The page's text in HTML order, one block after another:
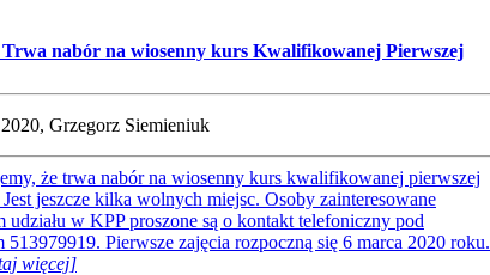
Trwa nabór na wiosenny kurs Kwalifikowanej Pierwszej
Grzegorz Siemieniuk
że trwa nabór na wiosenny kurs kwalifikowanej pierwszej
jeszcze kilka wolnych miejsc. Osoby zainteresowane
udziału w KPP proszone są o kontakt telefoniczny pod
513979919. Pierwsze zajęcia rozpoczną się 6 marca 2020 roku.
więcej]